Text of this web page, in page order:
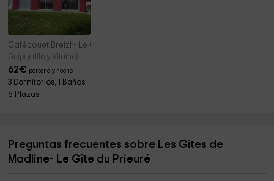
Cafécouet Breizh- Le Cottage
Guipry (Ille y Vilaine)
62€ persona y noche
3 Dormitorios, 1 Baños,
6 Plazas
Preguntas frecuentes sobre Les Gîtes de
Madline- Le Gîte du Prieuré